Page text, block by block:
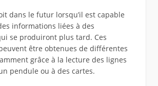
dans le futur lorsqu’il est capable
informations liées à des
se produiront plus tard. Ces
être obtenues de différentes
grâce à la lecture des lignes
pendule ou à des cartes.